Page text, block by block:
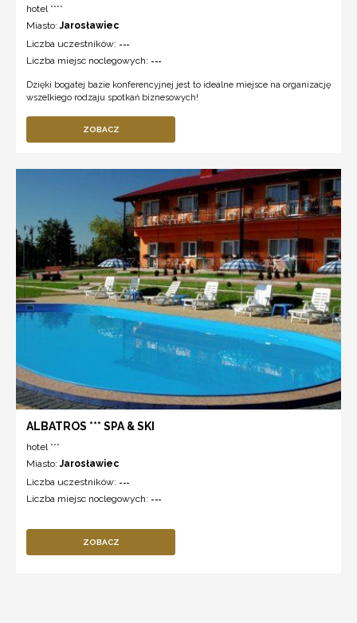
hotel ****
Miasto:Jarosławiec
Liczba uczestników: ---
Liczba miejsc noclegowych: ---
Dzięki bogatej bazie konferencyjnej jest to idealne miejsce na organizację
wszelkiego rodzaju spotkań biznesowych!
ZOBACZ
ALBATROS *** SPA & SKI
hotel ***
Miasto:Jarosławiec
Liczba uczestników: ---
Liczba miejsc noclegowych: ---
ZOBACZ